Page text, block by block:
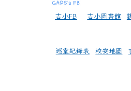
吉小FB 吉小圖書館
巡堂紀錄表 校安地圖